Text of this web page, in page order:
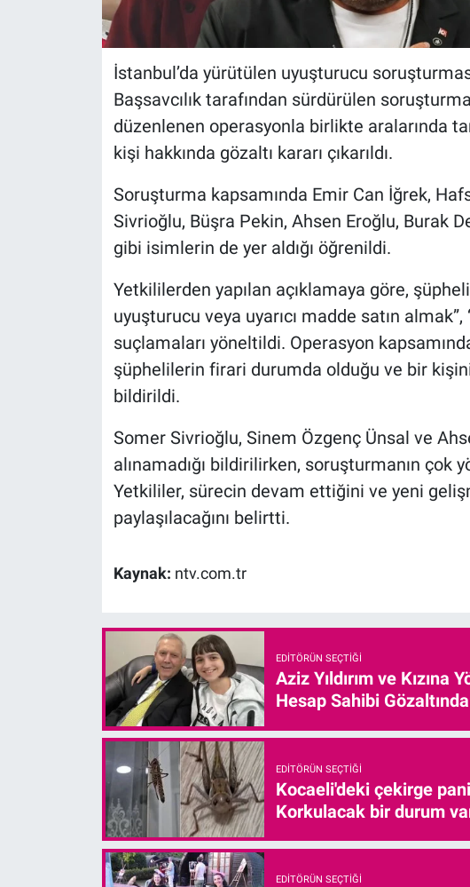
İstanbul’da yürütülen uyuşturucu
Başsavcılık tarafından sürdürülen
düzenlenen operasyonla birlikte aralarında
kişi hakkında gözaltı kararı çıkarıldı.
Soruşturma kapsamında Emir Can İğrek,
Sivrioğlu, Büşra Pekin, Ahsen Eroğlu, Burak
gibi isimlerin de yer aldığı öğrenildi.
Yetkililerden yapılan açıklamaya göre,
uyuşturucu veya uyarıcı madde satın
suçlamaları yöneltildi. Operasyon
şüphelilerin firari durumda olduğu ve bir
bildirildi.
Somer Sivrioğlu, Sinem Özgenç Ünsal ve
alınamadığı bildirilirken, soruşturmanın çok
Yetkililer, sürecin devam ettiğini ve yeni
paylaşılacağını belirtti.
Kaynak: ntv.com.tr
EDITÖRÜN SEÇTIĞI
Aziz Yıldırım ve
Hesap Sahibi Gözaltında
EDITÖRÜN SEÇTIĞI
Kocaeli'deki çekirge
Korkulacak bir durum
EDITÖRÜN SEÇTIĞI